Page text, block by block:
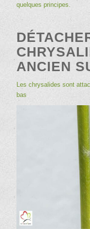
quelques principes.
ANCIEN
Les chrysalides sont
bas